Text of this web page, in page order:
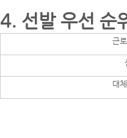
4. 선발 우선 순
근
대